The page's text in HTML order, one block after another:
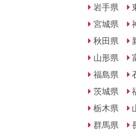
岩手県
宮城県
秋田県
山形県
福島県
茨城県
栃木県
群馬県